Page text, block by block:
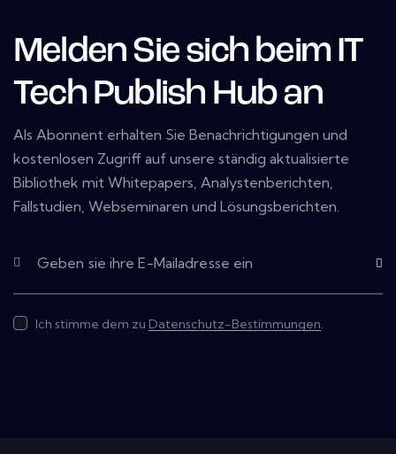
Melden Sie sich beim IT
Tech Publish Hub an
Als Abonnent erhalten Sie Benachrichtigungen und
kostenlosen Zugriff auf unsere ständig aktualisierte
Bibliothek mit Whitepapers, Analystenberichten,
Fallstudien, Webseminaren und Lösungsberichten.
Ich stimme dem zu Datenschutz-Bestimmungen.